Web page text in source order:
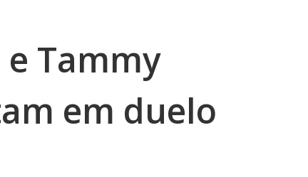
Tammy
em duelo